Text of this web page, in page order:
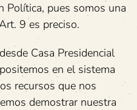
Política, pues somos una
9 es preciso.
Casa Presidencial
en el sistema
recursos que nos
demostrar nuestra